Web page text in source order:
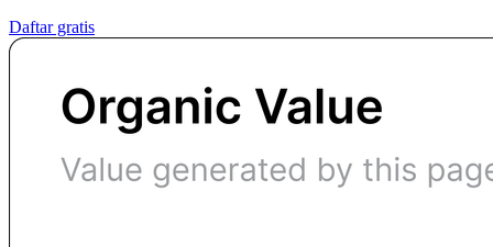
Daftar gratis